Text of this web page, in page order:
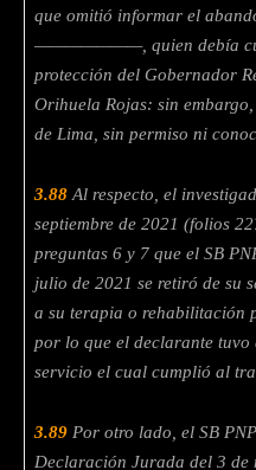
que omitió informar el
———————, quien debía
protección del Gobernador
Orihuela Rojas: sin
de Lima, sin permiso ni
3.88 Al respecto, el
septiembre de 2021 (folios
preguntas 6 y 7 que el SB
julio de 2021 se retiró de su
a su terapia o rehabilitación
por lo que el declarante tuvo
servicio el cual cumplió al
3.89 Por otro lado, el SB
Declaración Jurada del 3 de